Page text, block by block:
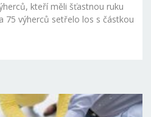
kteří měli šťastnou ruku
75 výherců setřelo los s částkou